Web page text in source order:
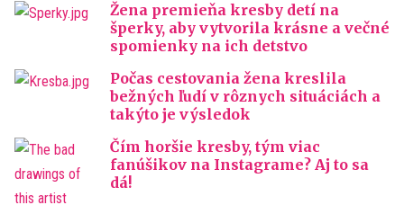
Žena premieňa kresby detí na
šperky, aby vytvorila krásne a večné
spomienky na ich detstvo
Počas cestovania žena kreslila
bežných ľudí v rôznych situáciách a
takýto je výsledok
Čím horšie kresby, tým viac
fanúšikov na Instagrame? Aj to sa
dá!